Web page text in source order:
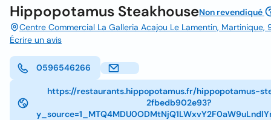
Hippopotamus SteakhouseNon revendiqué
Centre Commercial La Galleria Acajou Le Lamentin, Martinique,
Écrire un avis
0596546266
https://restaurants.hippopotamus.fr/hippopotamus-
2fbedb902e93?